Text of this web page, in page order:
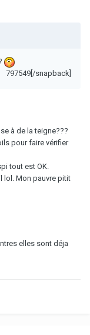
797549[/snapback]
à de la teigne???
pour faire vérifier
tout est OK.
lol. Mon pauvre pitit
elles sont déja